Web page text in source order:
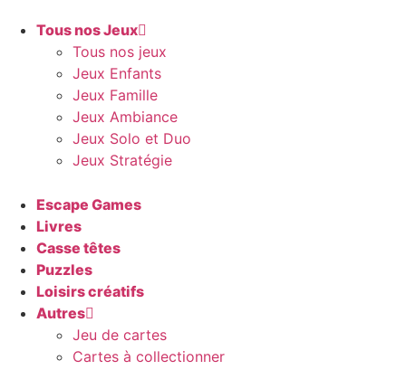
Tous nos Jeux
Tous nos jeux
Jeux Enfants
Jeux Famille
Jeux Ambiance
Jeux Solo et Duo
Jeux Stratégie
Escape Games
Livres
Casse têtes
Puzzles
Loisirs créatifs
Autres
Jeu de cartes
Cartes à collectionner